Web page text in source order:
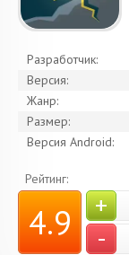
Разработчик:
Версия:
Жанр:
Размер:
Версия Android:
Рейтинг:
4.9 +
-